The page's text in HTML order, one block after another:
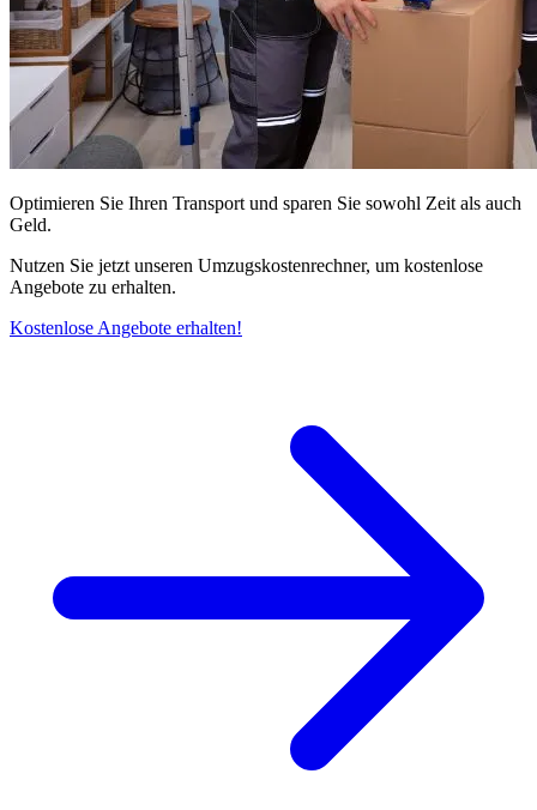
Optimieren Sie Ihren Transport und sparen Sie sowohl Zeit als auch
Geld.
Nutzen Sie jetzt unseren Umzugskostenrechner, um kostenlose
Angebote zu erhalten.
Kostenlose Angebote erhalten!